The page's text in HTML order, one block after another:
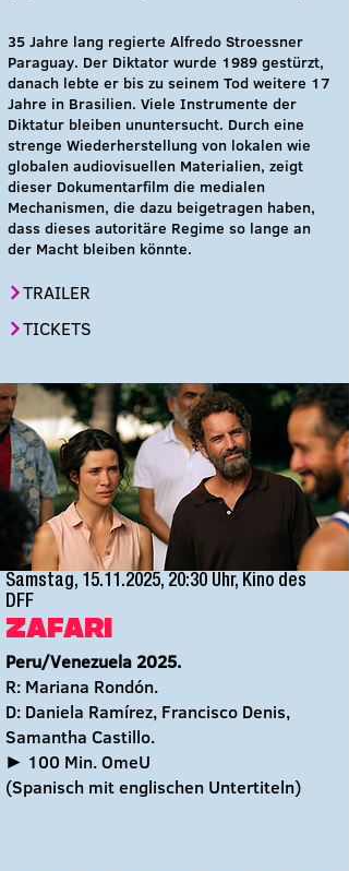
35 Jahre lang regierte Alfredo Stroessner
Paraguay. Der Diktator wurde 1989 gestürzt,
danach lebte er bis zu seinem Tod weitere 17
Jahre in Brasilien. Viele Instrumente der
Diktatur bleiben ununtersucht. Durch eine
strenge Wiederherstellung von lokalen wie
globalen audiovisuellen Materialien, zeigt
dieser Dokumentarfilm die medialen
Mechanismen, die dazu beigetragen haben,
dass dieses autoritäre Regime so lange an
der Macht bleiben könnte.
TRAILER
TICKETS
Samstag, 15.11.2025, 20:30 Uhr, Kino des
DFF
ZAFARI
Peru/Venezuela 2025.
R: Mariana Rondón.
D: Daniela Ramírez, Francisco Denis,
Samantha Castillo.
► 100 Min. OmeU
(Spanisch mit englischen Untertiteln)